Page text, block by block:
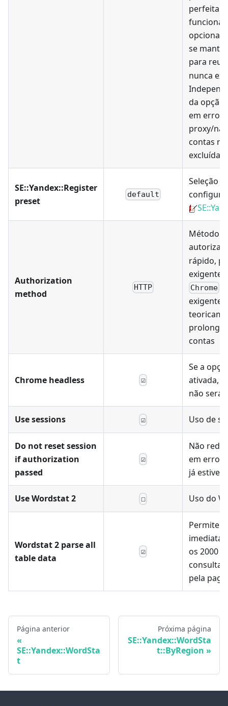
se
para
nunca
da opção
em erros
proxy/
contas
excluídas
SE::Yandex::Register
preset
default
Seleção
Authorization
method
HTTP
Método
rápido,
exigente
Chrome
exigente
contas
Chrome headless ☑
Se a
ativada,
não será
Use sessions ☑ Uso de
Do not reset session
if authorization
passed
☑
Não
em erros
já estiver
Use Wordstat 2 ☐ Uso do
Wordstat 2 parse all
table data
☑
Permite
os 2000
consulta
pela
Página anterior
SE::Yandex::WordSta
t
Próxima página
SE::Yandex::WordSta
t::ByRegion